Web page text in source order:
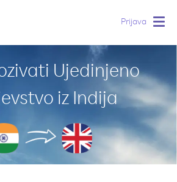
Prijava
Ujedinjeno
iz Indija